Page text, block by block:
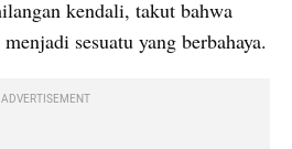
kendali, takut bahwa
sesuatu yang berbahaya.
ADVERTISEMENT